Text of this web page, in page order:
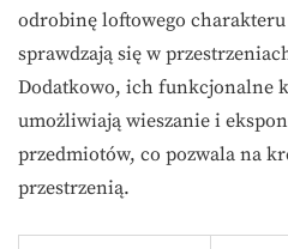
odrobinę loftowego
sprawdzają się w
Dodatkowo, ich funkcjonalne
umożliwiają wieszanie i
przedmiotów, co pozwala na
przestrzenią.